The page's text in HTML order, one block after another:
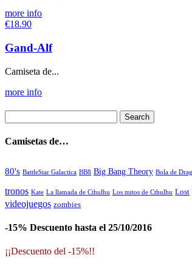
more info
€18.90
Gand-Alf
Camiseta de...
more info
Camisetas de…
80's BattleStar Galactica BB8 Big Bang Theory Bola de
tronos Kate La llamada de Cthulhu Los mitos de Cthulhu Lost
videojuegos zombies
-15% Descuento hasta el 25/10/2016
¡¡Descuento del -15%!!